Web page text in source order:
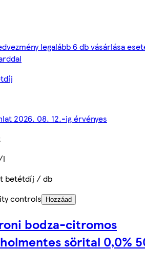
legalább 6 db vásárlása
2026. 08. 12.-ig érvényes
l
betétdíj / db
controls
Hozzáad
bodza-citromos
sörital 0,0%